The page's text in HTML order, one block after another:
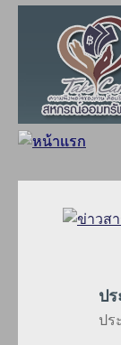
ป
ปร